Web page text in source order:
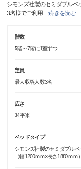
シモンズ社製のセミダブルベ
3名様でご利用…続きを読む
階数
5階～7階に1室ずつ
定員
最大収容人数3名
広さ
34平米
ベッドタイプ
シモンズ社製のセミダブル
（幅1200ｍｍ×長さ1880ｍｍ）